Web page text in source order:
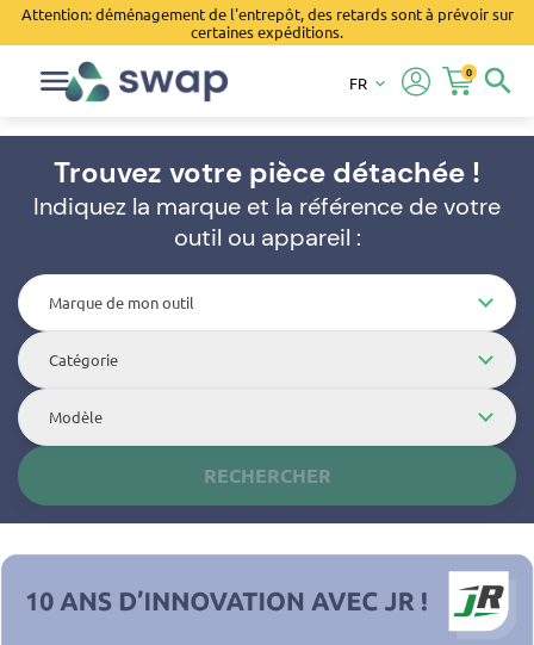
Attention: déménagement de l'entrepôt, des retards sont à prévoir sur
certaines expéditions.
search
0
FR keyboard_arrow_down
Trouvez votre pièce détachée !
Indiquez la marque et la référence de votre
outil ou appareil :
Marque de mon outil
Catégorie
Modèle
RECHERCHER